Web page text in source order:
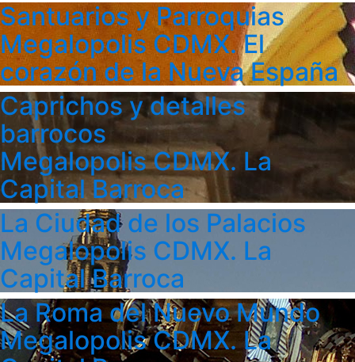
Santuarios y Parroquias
Megalopolis CDMX. El
corazón de la Nueva España
Caprichos y detalles
barrocos
Megalopolis CDMX. La
Capital Barroca
La Ciudad de los Palacios
Megalopolis CDMX. La
Capital Barroca
La Roma del Nuevo Mundo
Megalopolis CDMX. La